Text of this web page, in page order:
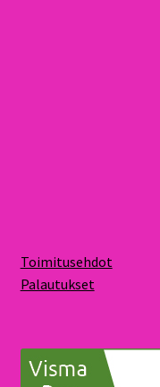
Toimitusehdot
Palautukset